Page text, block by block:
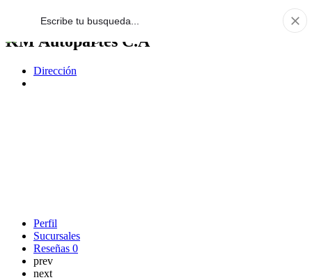
KM Autopartes C.A
Dirección
Perfil
Sucursales
Reseñas 0
prev
next